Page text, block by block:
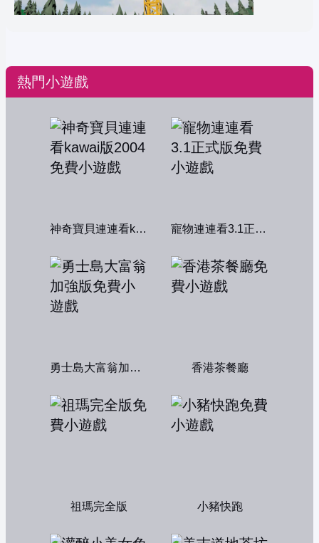
熱門小遊戲
神奇寶貝連連看kawai版2004 寵物連連看3.1正式版
勇士島大富翁加強版 香港茶餐廳
祖瑪完全版 小豬快跑